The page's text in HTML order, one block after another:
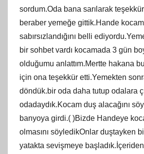
sordum.Oda bana sarılarak
beraber yemeğe gittik.Hande
sabırsızlandığını belli
bir sohbet vardı kocamada 3 gün
olduğumu anlattım.Mertte hakana bu
için ona teşekkür etti.Yemekten
döndük.bir oda daha tutup odalara
odadaydık.Kocam duş alacağını
banyoya girdi.( )Bizde Handeye
olmasını söyledikOnlar duştayken
yatakta sevişmeye